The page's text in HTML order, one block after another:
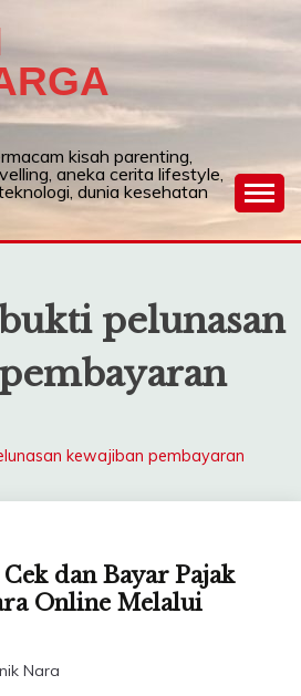
kisah parenting,
aneka cerita lifestyle,
dunia kesehatan
pelunasan
kewajiban pembayaran
dan Bayar Pajak
Online Melalui
Nara